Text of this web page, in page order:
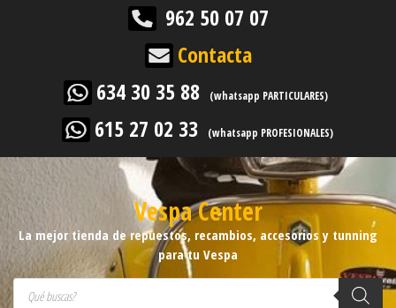
962 50 07 07
Contacta
634 30 35 88
(whatsapp PARTICULARES)
615 27 02 33 (whatsapp PROFESIONALES)
Vespa Center
La mejor tienda de repuestos, recambios, accesorios y tunning
para tu Vespa
Búsqueda de productos